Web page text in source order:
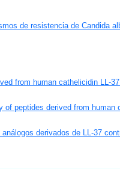
de resistencia de Candida
from human cathelicidin LL-
of peptides derived from human
derivados de LL-37